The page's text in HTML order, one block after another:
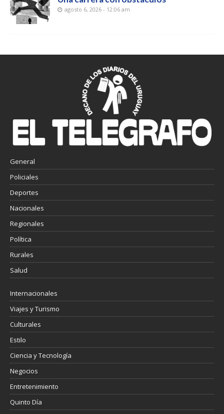
agosto 6, 2026 - 12:06 am
General
Policiales
Deportes
Nacionales
Regionales
Política
Rurales
Salud
Internacionales
Viajes y Turismo
Culturales
Estilo
Ciencia y Tecnología
Negocios
Entretenimiento
Quinto Día